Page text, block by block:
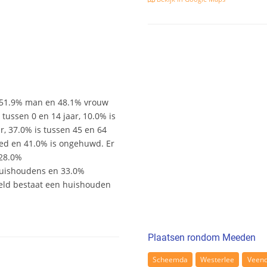
man en 48.1% vrouw
0 en 14 jaar, 10.0% is
37.0% is tussen 45 en 64
en 41.0% is ongehuwd. Er
en 33.0%
bestaat een huishouden
Plaatsen rondom Meeden
Scheemda Westerlee